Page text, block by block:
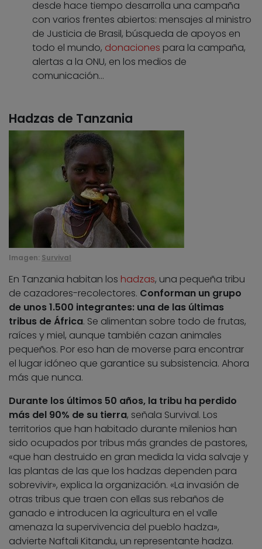
desde hace tiempo desarrolla una campaña
con varios frentes abiertos: mensajes al ministro
de Justicia de Brasil, búsqueda de apoyos en
todo el mundo, donaciones para la campaña,
alertas a la ONU, en los medios de
comunicación…
Hadzas de Tanzania
Imagen: Survival
En Tanzania habitan los hadzas, una pequeña tribu
de cazadores-recolectores. Conforman un grupo
de unos 1.500 integrantes: una de las últimas
tribus de África. Se alimentan sobre todo de frutas,
raíces y miel, aunque también cazan animales
pequeños. Por eso han de moverse para encontrar
el lugar idóneo que garantice su subsistencia. Ahora
más que nunca.
Durante los últimos 50 años, la tribu ha perdido
más del 90% de su tierra, señala Survival. Los
territorios que han habitado durante milenios han
sido ocupados por tribus más grandes de pastores,
«que han destruido en gran medida la vida salvaje y
las plantas de las que los hadzas dependen para
sobrevivir», explica la organización. «La invasión de
otras tribus que traen con ellas sus rebaños de
ganado e introducen la agricultura en el valle
amenaza la supervivencia del pueblo hadza»,
advierte Naftali Kitandu, un representante hadza.